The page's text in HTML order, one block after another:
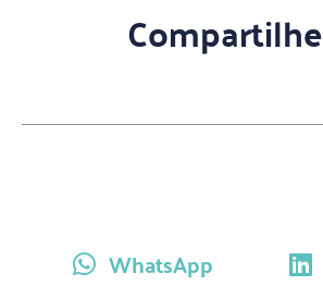
Compartilhe
WhatsApp